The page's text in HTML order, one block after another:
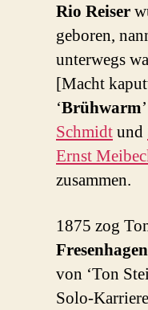
Rio Reiser
geboren,
unterwegs
[Macht
‘Brühwarm
Schmidtund
Ernst
zusammen.
1875 zog
Fresenhagen
von ‘Ton
Solo-